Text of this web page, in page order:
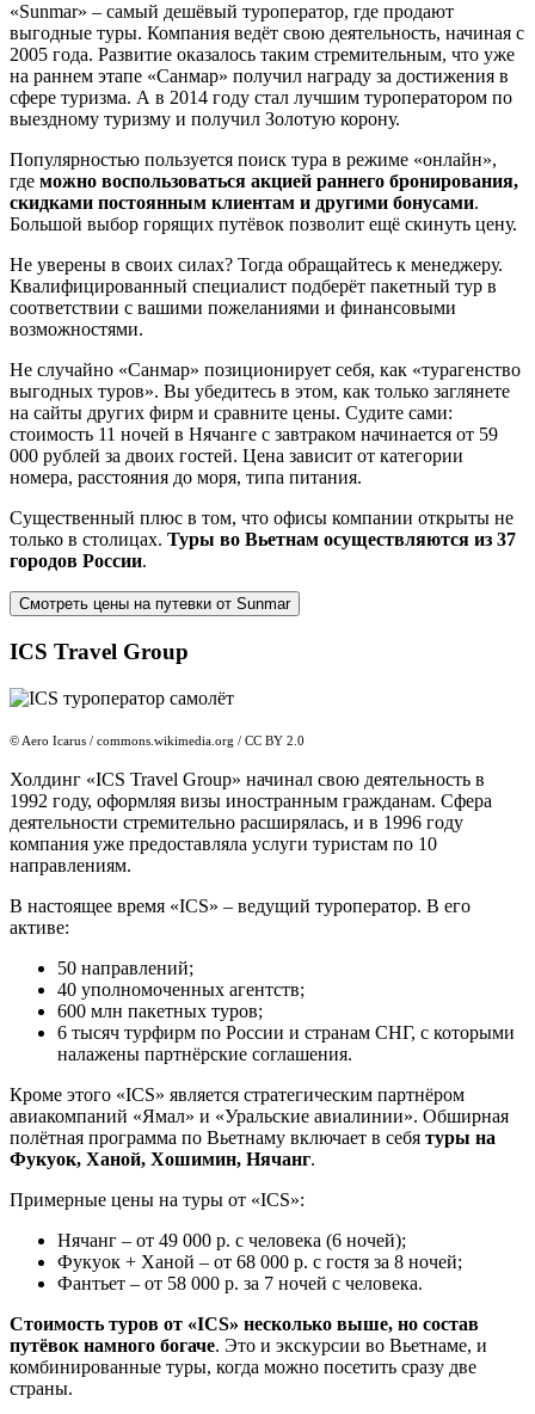
«Sunmar» – самый дешёвый туроператор, где продают
выгодные туры. Компания ведёт свою деятельность, начиная с
2005 года. Развитие оказалось таким стремительным, что уже
на раннем этапе «Санмар» получил награду за достижения в
сфере туризма. А в 2014 году стал лучшим туроператором по
выездному туризму и получил Золотую корону.
Популярностью пользуется поиск тура в режиме «онлайн»,
где можно воспользоваться акцией раннего бронирования,
скидками постоянным клиентам и другими бонусами.
Большой выбор горящих путёвок позволит ещё скинуть цену.
Не уверены в своих силах? Тогда обращайтесь к менеджеру.
Квалифицированный специалист подберёт пакетный тур в
соответствии с вашими пожеланиями и финансовыми
возможностями.
Не случайно «Санмар» позиционирует себя, как «турагенство
выгодных туров». Вы убедитесь в этом, как только заглянете
на сайты других фирм и сравните цены. Судите сами:
стоимость 11 ночей в Нячанге с завтраком начинается от 59
000 рублей за двоих гостей. Цена зависит от категории
номера, расстояния до моря, типа питания.
Существенный плюс в том, что офисы компании открыты не
только в столицах. Туры во Вьетнам осуществляются из 37
городов России.
Смотреть цены на путевки от Sunmar
ICS Travel Group
© Aero Icarus / commons.wikimedia.org / CC BY 2.0
Холдинг «ICS Travel Group» начинал свою деятельность в
1992 году, оформляя визы иностранным гражданам. Сфера
деятельности стремительно расширялась, и в 1996 году
компания уже предоставляла услуги туристам по 10
направлениям.
В настоящее время «ICS» – ведущий туроператор. В его
активе:
50 направлений;
40 уполномоченных агентств;
600 млн пакетных туров;
6 тысяч турфирм по России и странам СНГ, с которыми
налажены партнёрские соглашения.
Кроме этого «ICS» является стратегическим партнёром
авиакомпаний «Ямал» и «Уральские авиалинии». Обширная
полётная программа по Вьетнаму включает в себя туры на
Фукуок, Ханой, Хошимин, Нячанг.
Примерные цены на туры от «ICS»:
Нячанг – от 49 000 р. с человека (6 ночей);
Фукуок + Ханой – от 68 000 р. с гостя за 8 ночей;
Фантьет – от 58 000 р. за 7 ночей с человека.
Стоимость туров от «ICS» несколько выше, но состав
путёвок намного богаче. Это и экскурсии во Вьетнаме, и
комбинированные туры, когда можно посетить сразу две
страны.